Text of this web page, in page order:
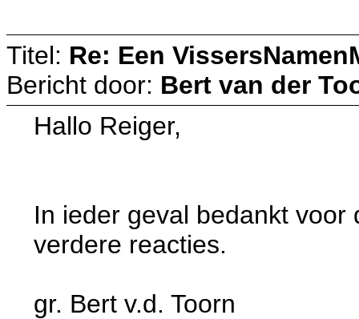
Titel: Re: Een
Bericht door: Bert van der
Hallo Reiger,
In ieder geval bedankt
verdere reacties.
gr. Bert v.d. Toorn